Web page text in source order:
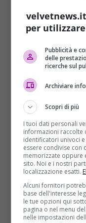
Primo Piano
Maturità 2017,
dizionario per la
Redazione Velvet
Alla terza prova
2017, lunedì 26
Read More
ARTICOLI RECENTI
per
Pubblicità e
delle
ricerche sul
Archiviare
Scopri di più
I tuoi dati personali
informazioni raccolte
identificatori univoci
essere condivise con
memorizzate oppure
sito. Noi e i nostri
localizzazione esatti.
Alcuni fornitori
base dell'interesse
le tue opzioni qui
pagina o nel menu
nelle impostazioni